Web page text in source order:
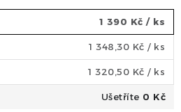
1 390 Kč / ks
1 348,30 Kč / ks
1 320,50 Kč / ks
Ušetříte 0 Kč